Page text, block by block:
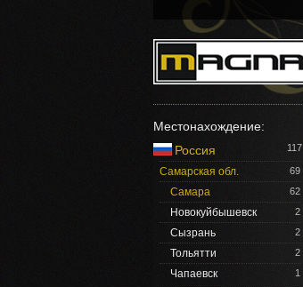
Местонахождение:
Россия
117
Самарская обл. 69
Самара 62
Новокуйбышевск 2
Сызрань 2
Тольятти 2
Чапаевск 1